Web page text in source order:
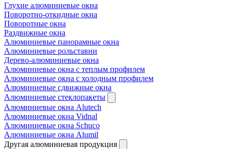
Глухие алюминиевые окна
Поворотно-откидные окна
Поворотные окна
Раздвижные окна
Алюминиевые панорамные окна
Алюминиевые рольставни
Дерево-алюминиевые окна
Алюминиевые окна с теплым профилем
Алюминиевые окна с холодным профилем
Алюминиевые сдвижные окна
Алюминиевые стеклопакеты
Алюминиевые окна Alutech
Алюминиевые окна Vidnal
Алюминиевые окна Schuco
Алюминиевые окна Alumil
Другая алюминиевая продукция